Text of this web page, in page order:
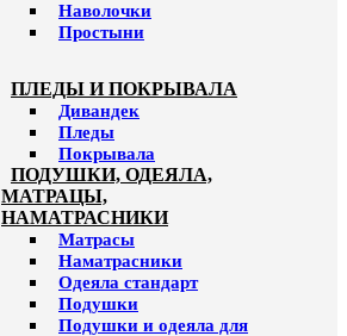
Наволочки
Простыни
ПЛЕДЫ И ПОКРЫВАЛА
Дивандек
Пледы
Покрывала
ПОДУШКИ, ОДЕЯЛА,
МАТРАЦЫ,
НАМАТРАСНИКИ
Матрасы
Наматрасники
Одеяла стандарт
Подушки
Подушки и одеяла для